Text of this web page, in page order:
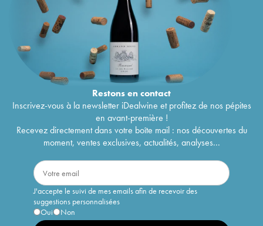
Restons encontact
Inscrivez-vous à la newsletter iDealwine et profitez de nos pépites
en avant-première !
Recevez directement dans votre boîte mail : nos découvertes du
moment, ventes exclusives, actualités, analyses...
J'accepte le suivi de mes emails afin de recevoir des
suggestions personnalisées
Oui
Non